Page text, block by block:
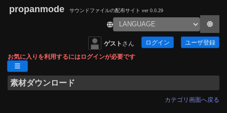
propanmode サウンドファイルの配布サイト ver 0.0.29
ゲスト さん ログイン ユーザ登録
お気に入りを利用するにはログインが必要です
素材ダウンロード
カテゴリ画面へ戻る